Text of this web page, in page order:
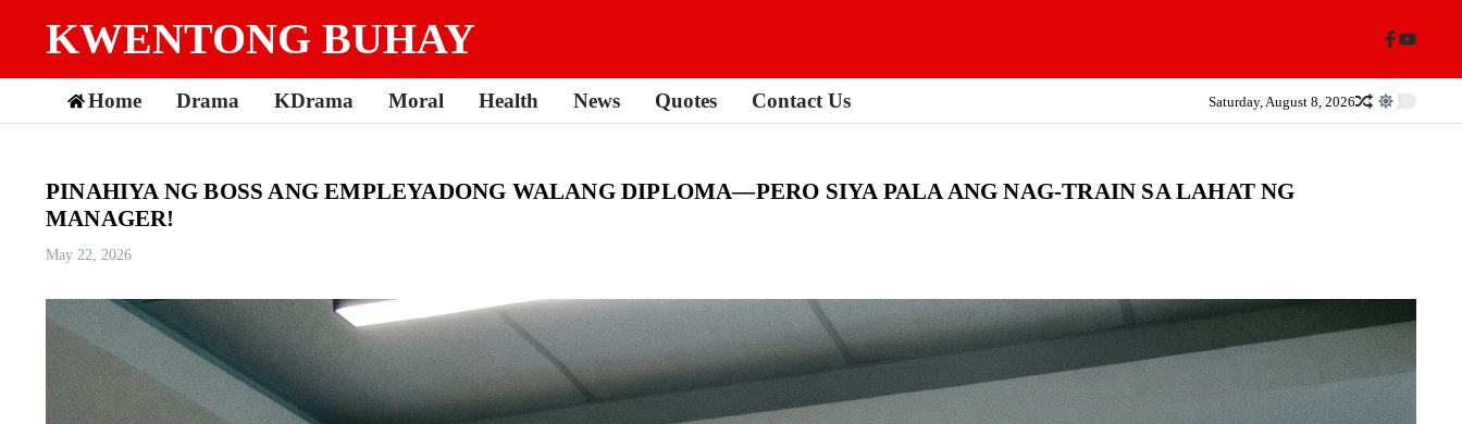
KWENTONG BUHAY
Home Drama KDrama Moral Health News Quotes Contact Us Saturday, August 8, 2026
PINAHIYA NG BOSS ANG EMPLEYADONG WALANG DIPLOMA—PERO SIYA PALA ANG NAG-TRAIN SA LAHAT NG
MANAGER!
May 22, 2026